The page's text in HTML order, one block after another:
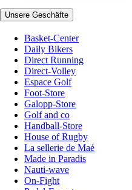
Unsere Geschäfte
Basket-Center
Daily Bikers
Direct Running
Direct-Volley
Espace Golf
Foot-Store
Galopp-Store
Golf and co
Handball-Store
House of Rugby
La sellerie de Maé
Made in Paradis
Nauti-wave
On-Fight